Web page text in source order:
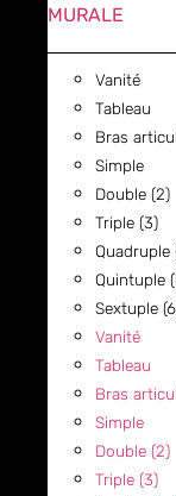
MURALE
Vanité
Tableau
Bras
Simple
Double (2)
Triple (3)
Quadruple
Quintuple
Sextuple
Vanité
Tableau
Bras
Simple
Double (2)
Triple (3)